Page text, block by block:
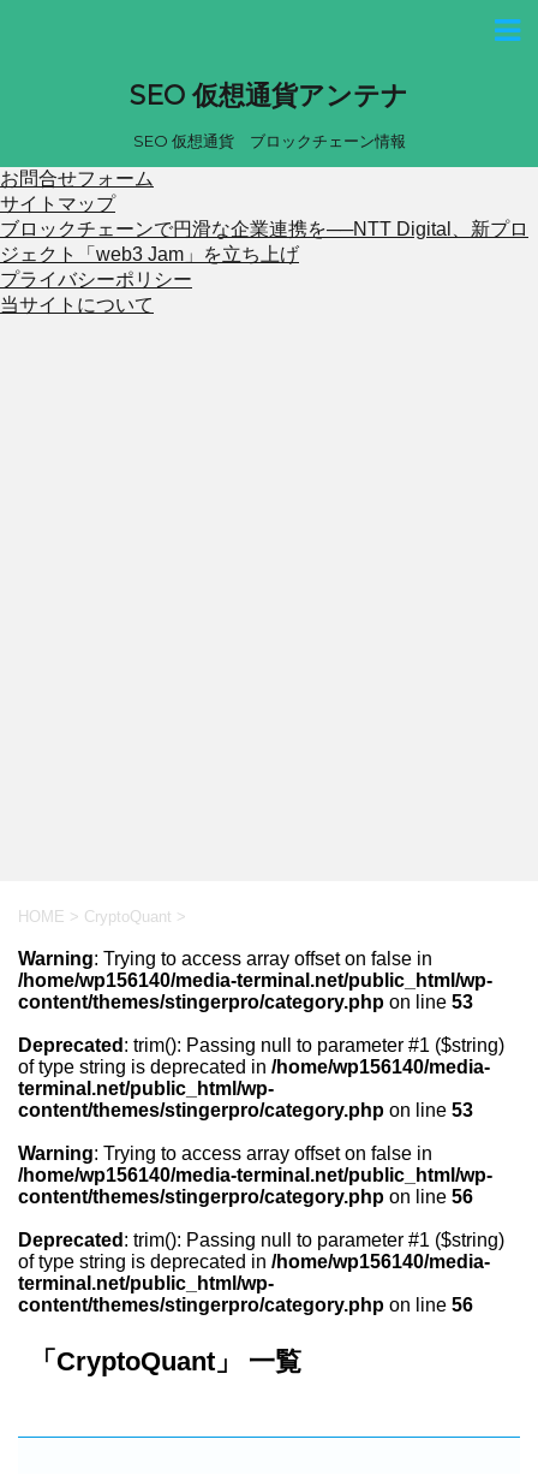
SEO 仮想通貨アンテナ
SEO 仮想通貨 ブロックチェーン情報
お問合せフォーム
サイトマップ
ブロックチェーンで円滑な企業連携を──NTT Digital、新プロ
ジェクト「web3 Jam」を立ち上げ
プライバシーポリシー
当サイトについて
HOME > CryptoQuant >
Warning: Trying to access array offset on false in
/home/wp156140/media-terminal.net/public_html/wp-
content/themes/stingerpro/category.php on line 53
Deprecated : trim(): Passing null to parameter #1 ($string)
of type string is deprecated in /home/wp156140/media-
terminal.net/public_html/wp-
content/themes/stingerpro/category.php on line 53
Warning: Trying to access array offset on false in
/home/wp156140/media-terminal.net/public_html/wp-
content/themes/stingerpro/category.php on line 56
Deprecated : trim(): Passing null to parameter #1 ($string)
of type string is deprecated in /home/wp156140/media-
terminal.net/public_html/wp-
content/themes/stingerpro/category.php on line 56
「CryptoQuant」 一覧